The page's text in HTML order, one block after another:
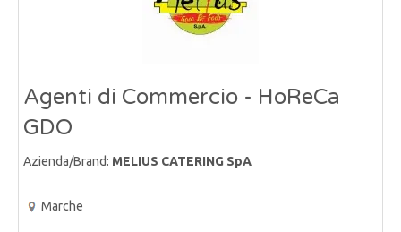
Agenti di Commercio - HoReCa
GDO
Azienda/Brand: MELIUS CATERING SpA
Marche